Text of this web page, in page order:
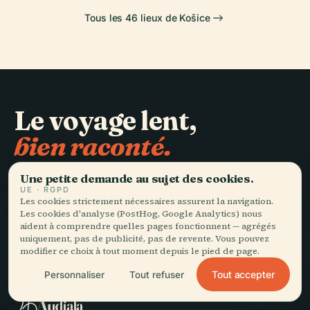
Tous les 46 lieux de Košice
Le voyage lent,
bien raconté.
RESTEZ DANS LA BOUCLE
Rejoindre
Audiala
Une petite demande au sujet des cookies.
UE · RGPD
Les cookies strictement nécessaires assurent la navigation.
Les cookies d'analyse (PostHog, Google Analytics) nous
aident à comprendre quelles pages fonctionnent — agrégés
uniquement, pas de publicité, pas de revente. Vous pouvez
modifier ce choix à tout moment depuis le pied de page.
Personnaliser Tout refuser Tout accepter